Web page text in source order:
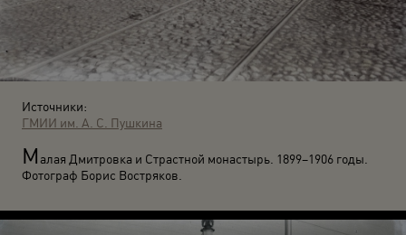
Источники:
ГМИИ им. А. С. Пушкина
М алая Дмитровка и Страстной монастырь. 1899–1906 годы.
Фотограф Борис Востряков.